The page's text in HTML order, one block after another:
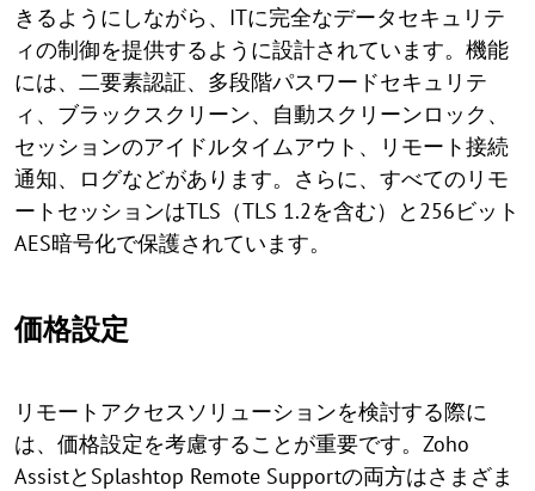
きるようにしながら、ITに完全なデータセキュリテ
ィの制御を提供するように設計されています。機能
には、二要素認証、多段階パスワードセキュリテ
ィ、ブラックスクリーン、自動スクリーンロック、
セッションのアイドルタイムアウト、リモート接続
通知、ログなどがあります。さらに、すべてのリモ
ートセッションはTLS（TLS 1.2を含む）と256ビット
AES暗号化で保護されています。
価格設定
リモートアクセスソリューションを検討する際に
は、価格設定を考慮することが重要です。Zoho
AssistとSplashtop Remote Supportの両方はさまざま